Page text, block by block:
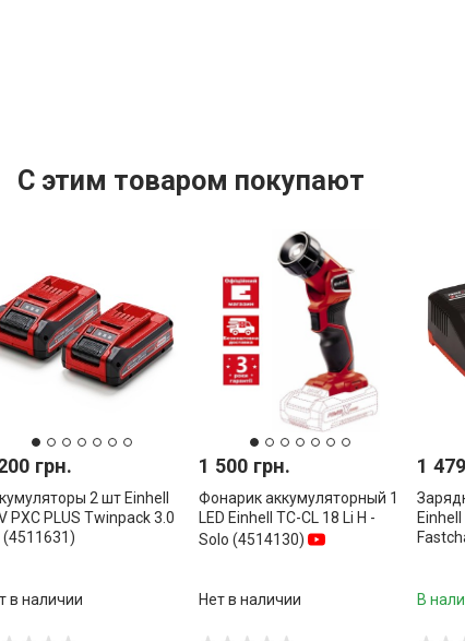
С этим товаром покупают
грн.
2 шт Einhell
PXC PLUS Twinpack 3.0
(4511631)
в наличии
1 500 грн.
Фонарик аккумуляторный 1
LED Einhell TC-CL 18 Li Н -
Solo (4514130)
Нет в наличии
1
В